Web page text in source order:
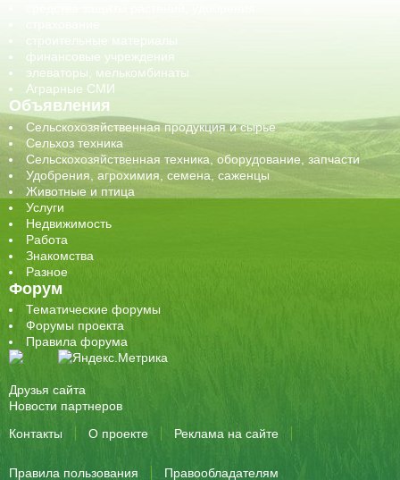
строительные материалы
финансовые учреждения
элеваторы, мелькомбинаты
Аграрные СМИ
Объявления
Сельскохозяйственная продукция и сырье
Сельхоз техника
Сельскохозяйственная техника, оборудование, запчасти
Удобрения, агрохимия, семена, саженцы
Животные и птица
Услуги
Недвижимость
Работа
Знакомства
Разное
Форум
Тематические форумы
Форумы проекта
Правила форума
Друзья сайта
Новости партнеров
Контакты
О проекте Реклама на сайте
Правила пользования Правообладателям